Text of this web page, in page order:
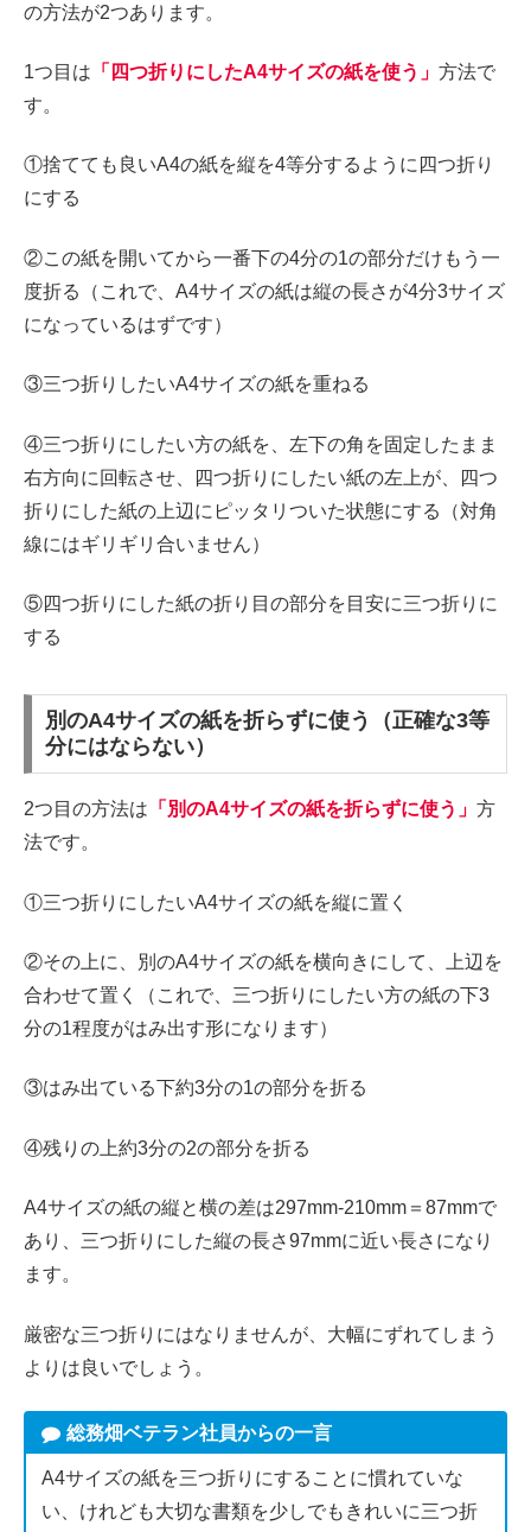
の方法が2つあります。
1つ目は 「四つ折りにしたA4サイズの紙を使う」 方法で
す。
①捨てても良いA4の紙を縦を4等分するように四つ折り
にする
②この紙を開いてから一番下の4分の1の部分だけもう一
度折る（これで、A4サイズの紙は縦の長さが4分3サイズ
になっているはずです）
③三つ折りしたいA4サイズの紙を重ねる
④三つ折りにしたい方の紙を、左下の角を固定したまま
右方向に回転させ、四つ折りにしたい紙の左上が、四つ
折りにした紙の上辺にピッタリついた状態にする（対角
線にはギリギリ合いません）
⑤四つ折りにした紙の折り目の部分を目安に三つ折りに
する
別のA4サイズの紙を折らずに使う（正確な3等
分にはならない）
2つ目の方法は 「別のA4サイズの紙を折らずに使う」 方
法です。
①三つ折りにしたいA4サイズの紙を縦に置く
②その上に、別のA4サイズの紙を横向きにして、上辺を
合わせて置く（これで、三つ折りにしたい方の紙の下3
分の1程度がはみ出す形になります）
③はみ出ている下約3分の1の部分を折る
④残りの上約3分の2の部分を折る
A4サイズの紙の縦と横の差は297mm-210mm＝87mmで
あり、三つ折りにした縦の長さ97mmに近い長さになり
ます。
厳密な三つ折りにはなりませんが、大幅にずれてしまう
よりは良いでしょう。
総務畑ベテラン社員からの一言
A4サイズの紙を三つ折りにすることに慣れていな
い、けれども大切な書類を少しでもきれいに三つ折